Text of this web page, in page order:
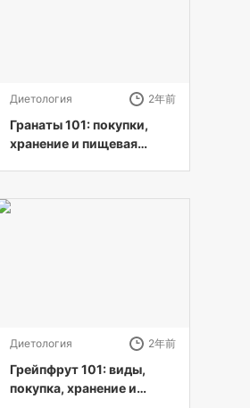
Диетология 2年前
Гранаты 101: покупки,
хранение и пищевая
Диетология 2年前
Грейпфрут 101: виды,
покупка, хранение и